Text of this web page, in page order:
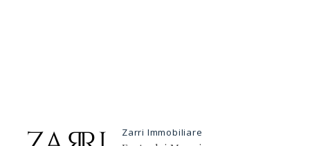
Zarri Immobiliare